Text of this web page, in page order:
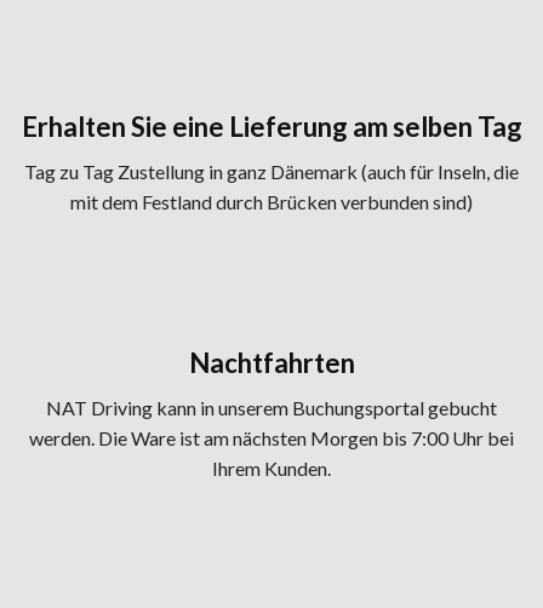
Erhalten Sie eine Lieferung am selben Tag
​Tag zu Tag Zustellung in ganz Dänemark (auch für Inseln, die
mit dem Festland durch Brücken verbunden sind)
Nachtfahrten
NAT Driving kann in unserem Buchungsportal gebucht
werden. Die Ware ist am nächsten Morgen bis 7:00 Uhr bei
Ihrem Kunden.